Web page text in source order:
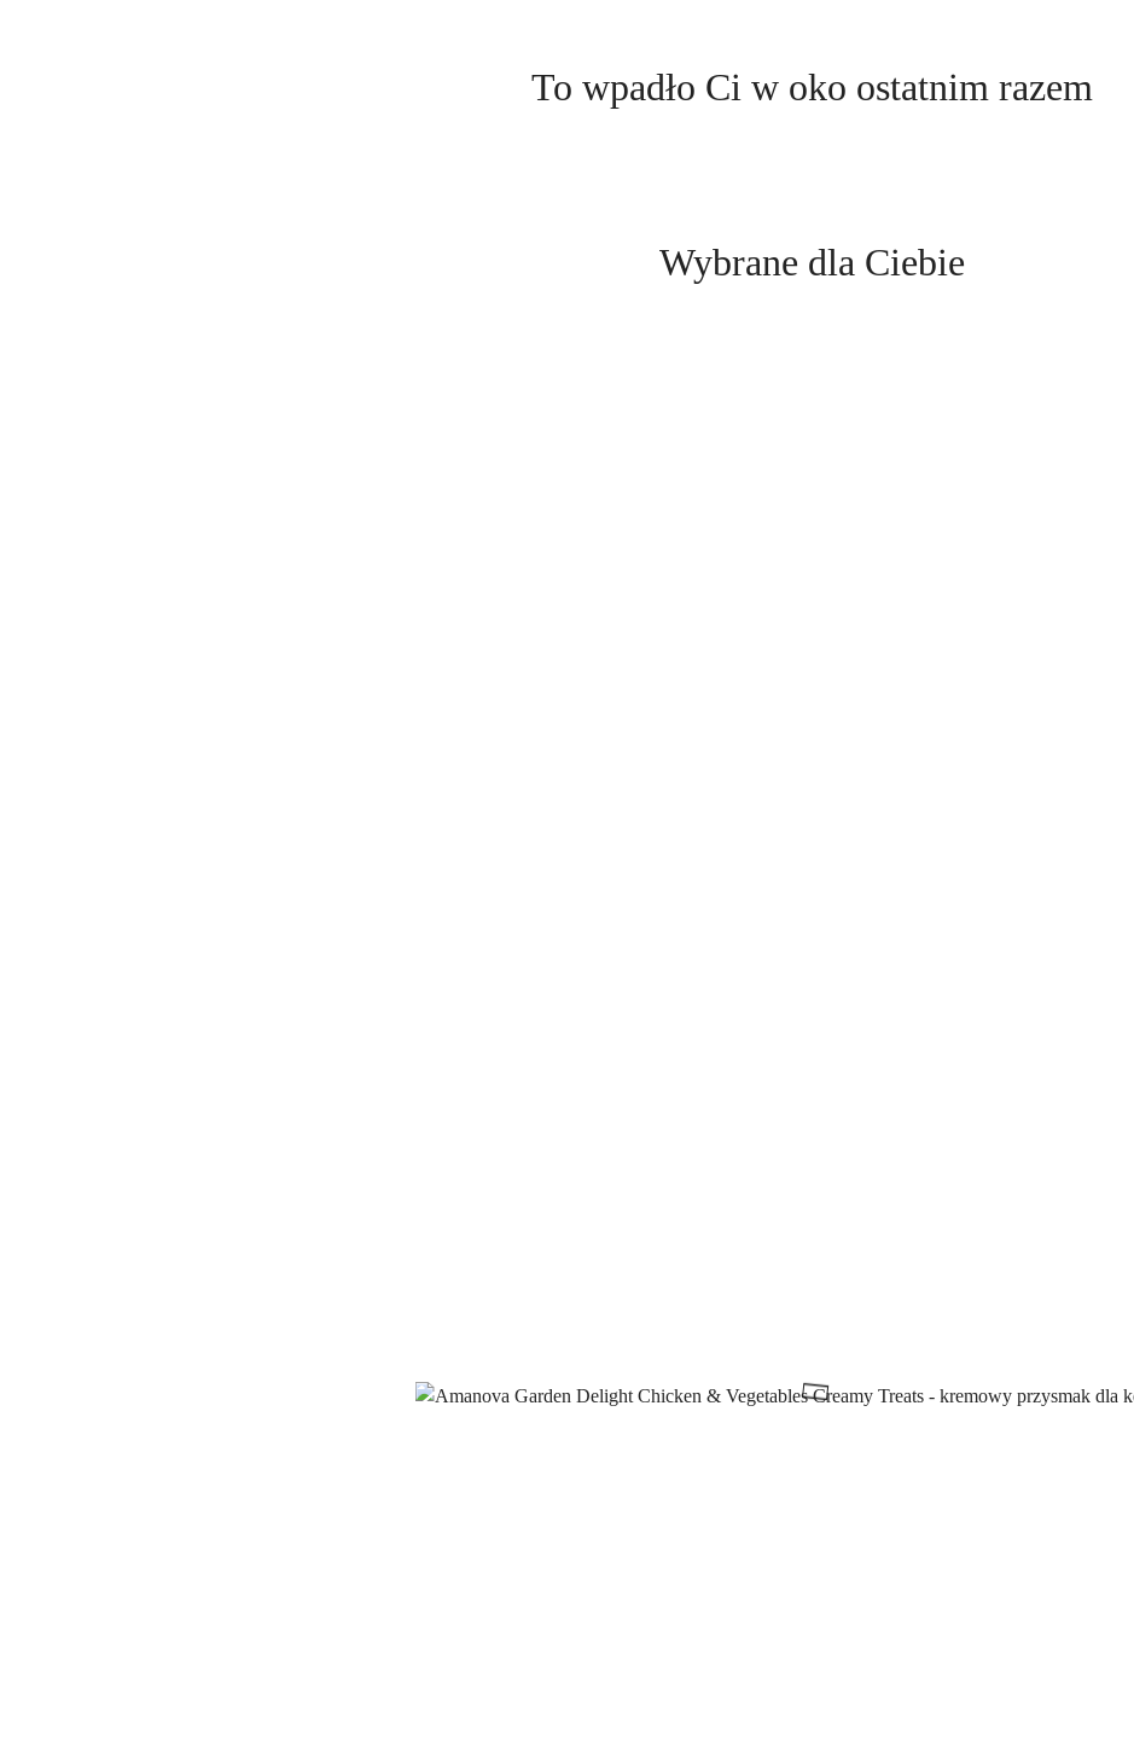
Produkty
To wpadło Ci w oko ostatnim razem
Produkty
Wybrane dla Ciebie